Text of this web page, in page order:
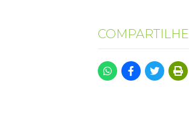
COMPARTILHE